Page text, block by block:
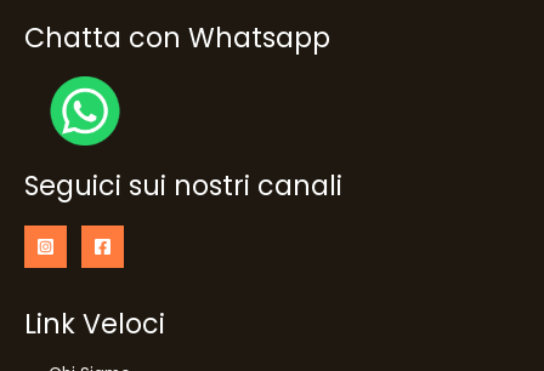
Chatta con Whatsapp
Seguici sui nostri canali
Link Veloci